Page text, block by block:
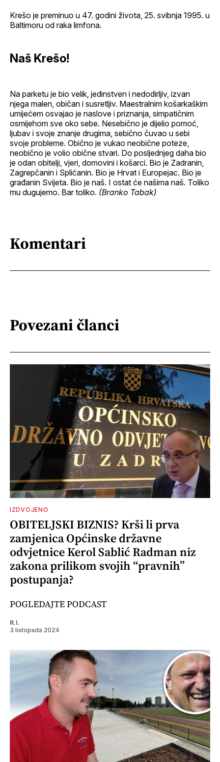
Krešo je preminuo u 47. godini života, 25. svibnja 1995. u
Baltimoru od raka limfona.
Naš Krešo!
Na parketu je bio velik, jedinstven i nedodirljiv, izvan
njega malen, običan i susretljiv. Maestralnim košarkaškim
umijećem osvajao je naslove i priznanja, simpatičnim
osmijehom sve oko sebe. Nesebično je dijelio pomoć,
ljubav i svoje znanje drugima, sebično čuvao u sebi
svoje probleme. Obično je vukao neobične poteze,
neobično je volio obične stvari. Do posljednjeg daha bio
je odan obitelji, vjeri, domovini i košarci. Bio je Zadranin,
Zagrepčanin i Splićanin. Bio je Hrvat i Europejac. Bio je
građanin Svijeta. Bio je naš. I ostat će našima naš. Toliko
mu dugujemo. Bar toliko. (Branko Tabak)
Komentari
Povezani članci
IZDVOJENO
OBITELJSKI BIZNIS? Krši li prva
zamjenica Općinske državne
odvjetnice Kerol Sablić Radman niz
zakona prilikom svojih “pravnih”
postupanja?
POGLEDAJTE PODCAST
R.I.
3 listopada 2024